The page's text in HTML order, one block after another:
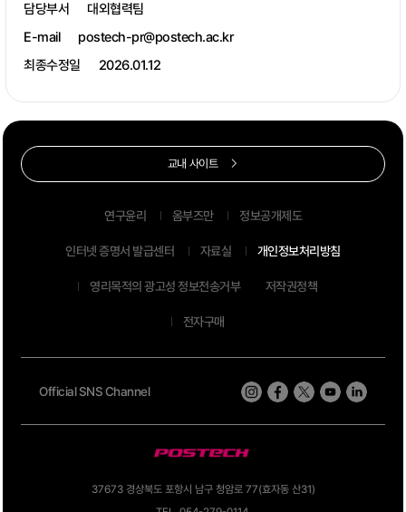
담당부서
대외협력팀
E-mail
postech-pr@postech.ac.kr
최종수정일
2026.01.12
37673 경상북도 포항시 남구 청암로 77(효자동 산31)
Official SNS Channel
연구윤리 옴부즈만 정보공개제도
인터넷 증명서 발급센터 자료실 개인정보처리방침
영리목적의 광고성 정보전송거부 저작권정책
전자구매
교내 사이트